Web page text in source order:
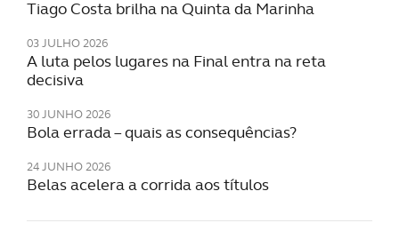
Realçamos que o bloqueio de certo tipo de Cookies e
impacto na sua experiência de navegação no Website e
Consulte a política de cookies do site.
Tiago Costa brilha na Quinta da Marinha
03 JULHO 2026
A luta pelos lugares na Final entra na reta
decisiva
30 JUNHO 2026
Bola errada – quais as consequências?
24 JUNHO 2026
Belas acelera a corrida aos títulos